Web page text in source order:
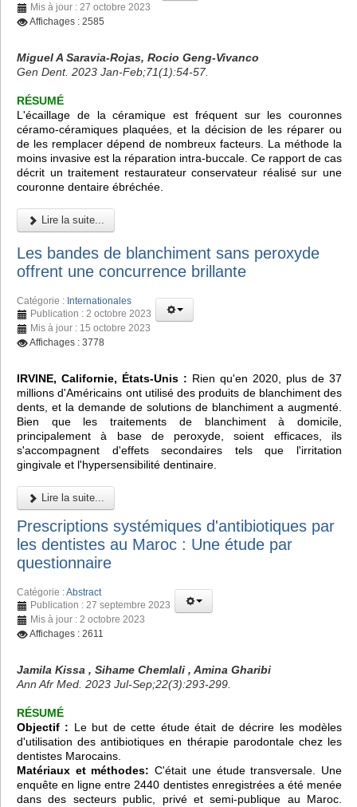
Mis à jour : 27 octobre 2023
Affichages : 2585
Miguel A Saravia-Rojas, Rocio Geng-Vivanco
Gen Dent. 2023 Jan-Feb;71(1):54-57.
RÉSUMÉ
L'écaillage de la céramique est fréquent sur les couronnes
céramo-céramiques plaquées, et la décision de les réparer ou
de les remplacer dépend de nombreux facteurs. La méthode la
moins invasive est la réparation intra-buccale. Ce rapport de cas
décrit un traitement restaurateur conservateur réalisé sur une
couronne dentaire ébréchée.
Lire la suite...
Les bandes de blanchiment sans peroxyde
offrent une concurrence brillante
Catégorie : Internationales
Publication : 2 octobre 2023
Mis à jour : 15 octobre 2023
Affichages : 3778
IRVINE, Californie, États-Unis : Rien qu'en 2020, plus de 37
millions d'Américains ont utilisé des produits de blanchiment des
dents, et la demande de solutions de blanchiment a augmenté.
Bien que les traitements de blanchiment à domicile,
principalement à base de peroxyde, soient efficaces, ils
s'accompagnent d'effets secondaires tels que l'irritation
gingivale et l'hypersensibilité dentinaire.
Lire la suite...
Prescriptions systémiques d'antibiotiques par
les dentistes au Maroc : Une étude par
questionnaire
Catégorie :Abstract
Publication : 27 septembre 2023
Mis à jour : 2 octobre 2023
Affichages : 2611
Jamila Kissa , Sihame Chemlali , Amina Gharibi
Ann Afr Med. 2023 Jul-Sep;22(3):293-299.
RÉSUMÉ
Objectif : Le but de cette étude était de décrire les modèles
d'utilisation des antibiotiques en thérapie parodontale chez les
dentistes Marocains.
Matériaux et méthodes: C'était une étude transversale. Une
enquête en ligne entre 2440 dentistes enregistrées a été menée
dans des secteurs public, privé et semi-publique au Maroc.